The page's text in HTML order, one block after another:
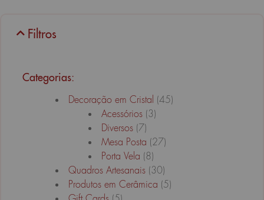
Filtros
Categorias:
Decoração em Cristal (45)
Acessórios (3)
Diversos (7)
Mesa Posta (27)
Porta Vela (8)
Quadros Artesanais (30)
Produtos em Cerâmica (5)